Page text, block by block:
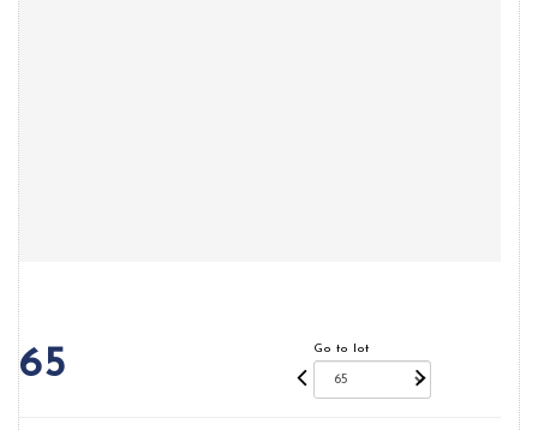
65 Go to lot